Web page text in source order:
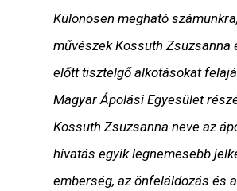
Különösen megható
művészek Kossuth Zsuzsanna
előtt tisztelgő alkotásokat
Magyar Ápolási Egyesület
Kossuth Zsuzsanna neve az
hivatás egyik legnemesebb
emberség, az önfeláldozás és a